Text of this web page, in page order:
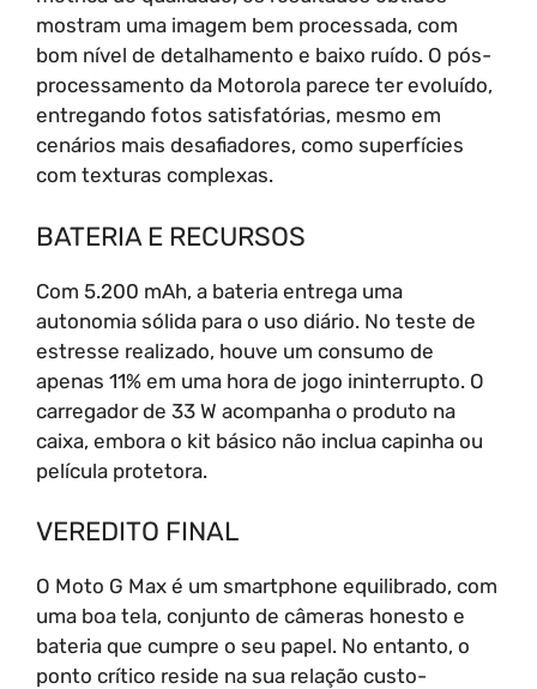
mostram uma imagem bem processada, com
bom nível de detalhamento e baixo ruído. O pós-
processamento da Motorola parece ter evoluído,
entregando fotos satisfatórias, mesmo em
cenários mais desafiadores, como superfícies
com texturas complexas.
BATERIA E RECURSOS
Com 5.200 mAh, a bateria entrega uma
autonomia sólida para o uso diário. No teste de
estresse realizado, houve um consumo de
apenas 11% em uma hora de jogo ininterrupto. O
carregador de 33 W acompanha o produto na
caixa, embora o kit básico não inclua capinha ou
película protetora.
VEREDITO FINAL
O Moto G Max é um smartphone equilibrado, com
uma boa tela, conjunto de câmeras honesto e
bateria que cumpre o seu papel. No entanto, o
ponto crítico reside na sua relação custo-